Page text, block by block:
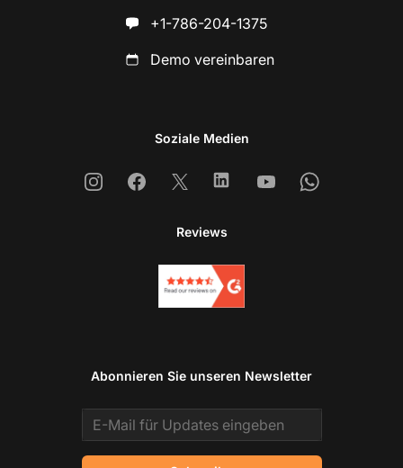
+1-786-204-1375
Demo vereinbaren
Soziale Medien
InstagramFacebook
X LinkedinYoutubeWhatsapp
Reviews
Abonnieren Sie unseren Newsletter
Email address